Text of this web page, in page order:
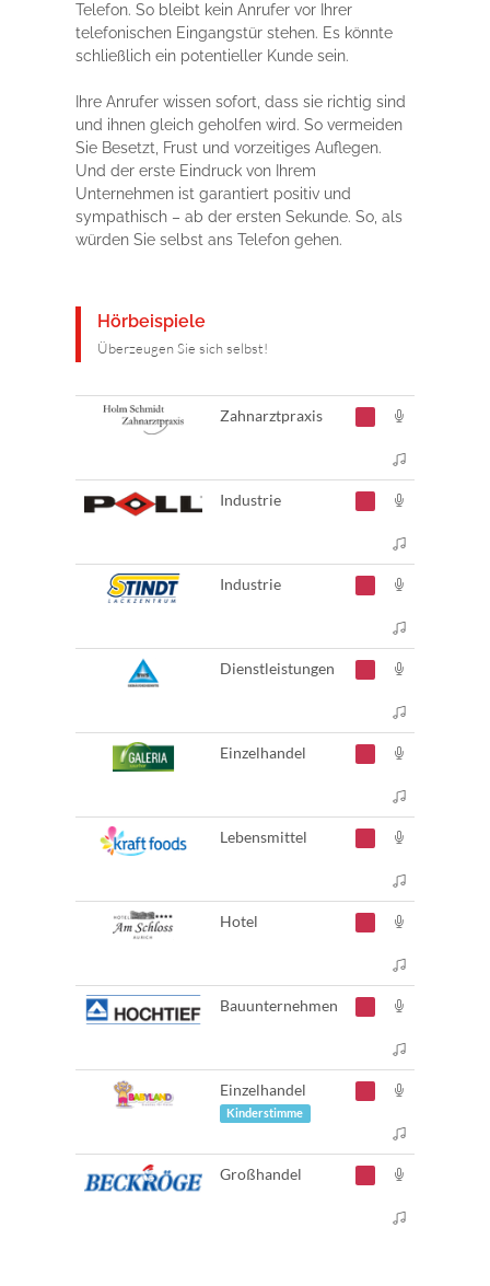
Telefon. So bleibt kein Anrufer vor Ihrer
telefonischen Eingangstür stehen. Es könnte
schließlich ein potentieller Kunde sein.
Ihre Anrufer wissen sofort, dass sie richtig sind
und ihnen gleich geholfen wird. So vermeiden
Sie Besetzt, Frust und vorzeitiges Auflegen.
Und der erste Eindruck von Ihrem
Unternehmen ist garantiert positiv und
sympathisch – ab der ersten Sekunde. So, als
würden Sie selbst ans Telefon gehen.
Hörbeispiele
Überzeugen Sie sich selbst!
Zahnarztpraxis
Industrie
Industrie
Dienstleistungen
Einzelhandel
Lebensmittel
Hotel
Bauunternehmen
Einzelhandel
Kinderstimme
Großhandel